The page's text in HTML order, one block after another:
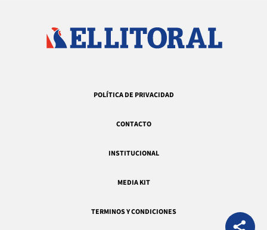
POLÍTICA DE PRIVACIDAD
CONTACTO
INSTITUCIONAL
MEDIA KIT
TERMINOS Y CONDICIONES